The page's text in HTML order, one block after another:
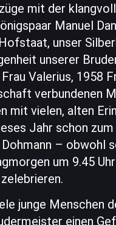
mit der
Manuel
unser
unserer
Valerius, 1958
verbundenen
mit vielen, alten
Jahr schon
– obwohl
um 9.45
junge Menschen
einen